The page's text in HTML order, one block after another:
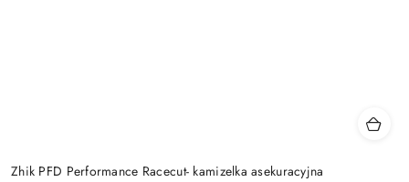
Zhik PFD Performance Racecut- kamizelka asekuracyjna